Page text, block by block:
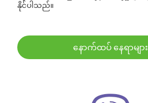
နိုင်ပါသည်။
နောက်ထပ် နေရာများ